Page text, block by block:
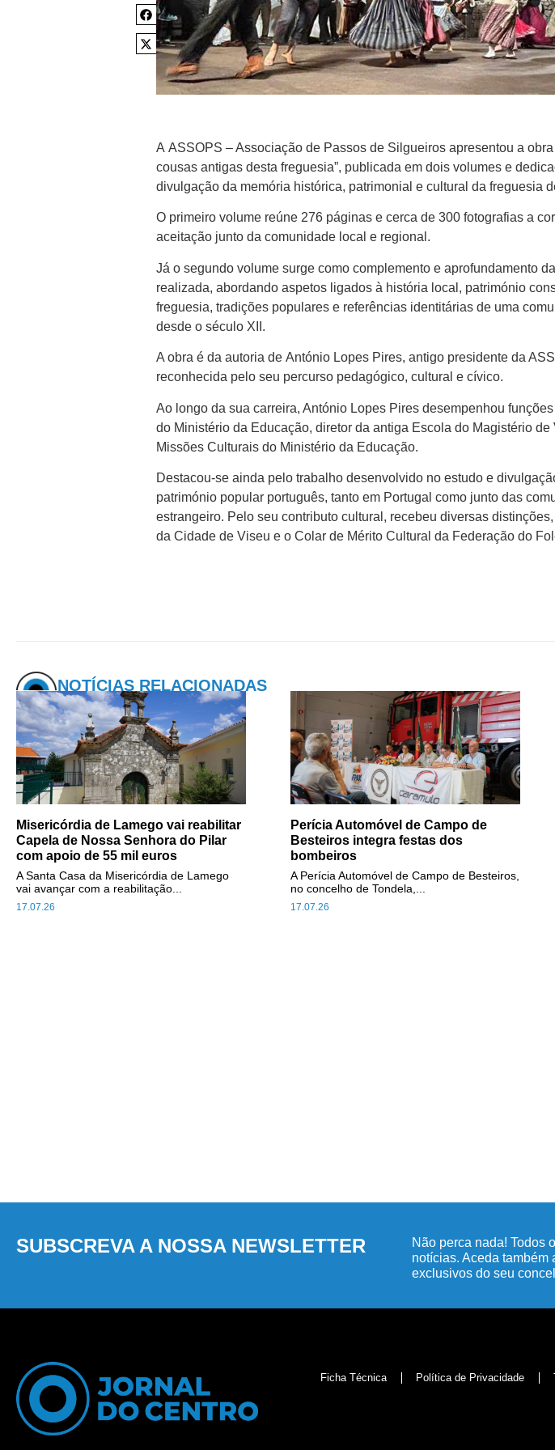
A ASSOPS – Associação de Passos de Silgueiros apresentou a
cousas antigas desta freguesia”, publicada em dois volumes e
divulgação da memória histórica, patrimonial e cultural da freguesia
O primeiro volume reúne 276 páginas e cerca de 300 fotografias a
aceitação junto da comunidade local e regional.
Já o segundo volume surge como complemento e aprofundamento
realizada, abordando aspetos ligados à história local, património
freguesia, tradições populares e referências identitárias de uma
desde o século XII.
A obra é da autoria de António Lopes Pires, antigo presidente da
reconhecida pelo seu percurso pedagógico, cultural e cívico.
Ao longo da sua carreira, António Lopes Pires desempenhou
do Ministério da Educação, diretor da antiga Escola do Magistério
Missões Culturais do Ministério da Educação.
Destacou-se ainda pelo trabalho desenvolvido no estudo e
património popular português, tanto em Portugal como junto das
estrangeiro. Pelo seu contributo cultural, recebeu diversas
da Cidade de Viseu e o Colar de Mérito Cultural da Federação do
NOTÍCIAS RELACIONADAS
Misericórdia de Lamego vai reabilitar
Capela de Nossa Senhora do Pilar
com apoio de 55 mil euros
17.07.26
A Santa Casa da Misericórdia de Lamego
vai avançar com a reabilitação...
Perícia Automóvel de Campo de
Besteiros integra festas dos
bombeiros
17.07.26
A Perícia Automóvel de Campo de Besteiros,
no concelho de Tondela,...
SUBSCREVA A NOSSA NEWSLETTER
Não perca nada! Todos
notícias. Aceda também
exclusivos do seu
Ficha Técnica Política de Privacidade